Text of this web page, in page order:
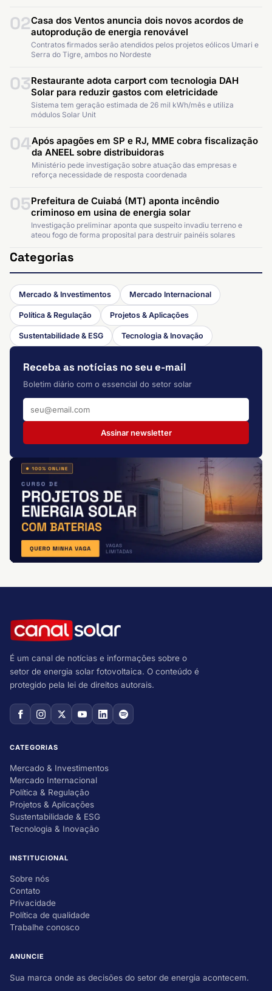
02Casa dos Ventos anuncia dois novos acordos de
autoprodução de energia renovável
Contratos firmados serão atendidos pelos projetos eólicos Umari e
Serra do Tigre, ambos no Nordeste
03Restaurante adota carport com tecnologia DAH
Solar para reduzir gastos com eletricidade
Sistema tem geração estimada de 26 mil kWh/mês e utiliza
módulos Solar Unit
04Após apagões em SP e RJ, MME cobra fiscalização
da ANEEL sobre distribuidoras
Ministério pede investigação sobre atuação das empresas e
reforça necessidade de resposta coordenada
05Prefeitura de Cuiabá (MT) aponta incêndio
criminoso em usina de energia solar
Investigação preliminar aponta que suspeito invadiu terreno e
ateou fogo de forma proposital para destruir painéis solares
Categorias
Mercado & Investimentos Mercado Internacional
Política & Regulação Projetos & Aplicações
Sustentabilidade & ESG Tecnologia & Inovação
Receba as notícias no seu e-mail
Boletim diário com o essencial do setor solar
Assinar newsletter
É um canal de notícias e informações sobre o
setor de energia solar fotovoltaica. O conteúdo é
protegido pela lei de direitos autorais.
CATEGORIAS
Mercado & Investimentos
Mercado Internacional
Política & Regulação
Projetos & Aplicações
Sustentabilidade & ESG
Tecnologia & Inovação
INSTITUCIONAL
Sobre nós
Contato
Privacidade
Política de qualidade
Trabalhe conosco
ANUNCIE
Sua marca onde as decisões do setor de energia acontecem.